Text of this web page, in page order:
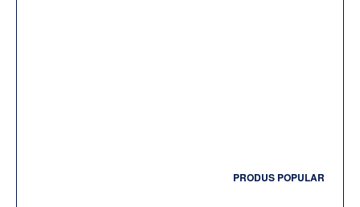
PRODUS POPULAR